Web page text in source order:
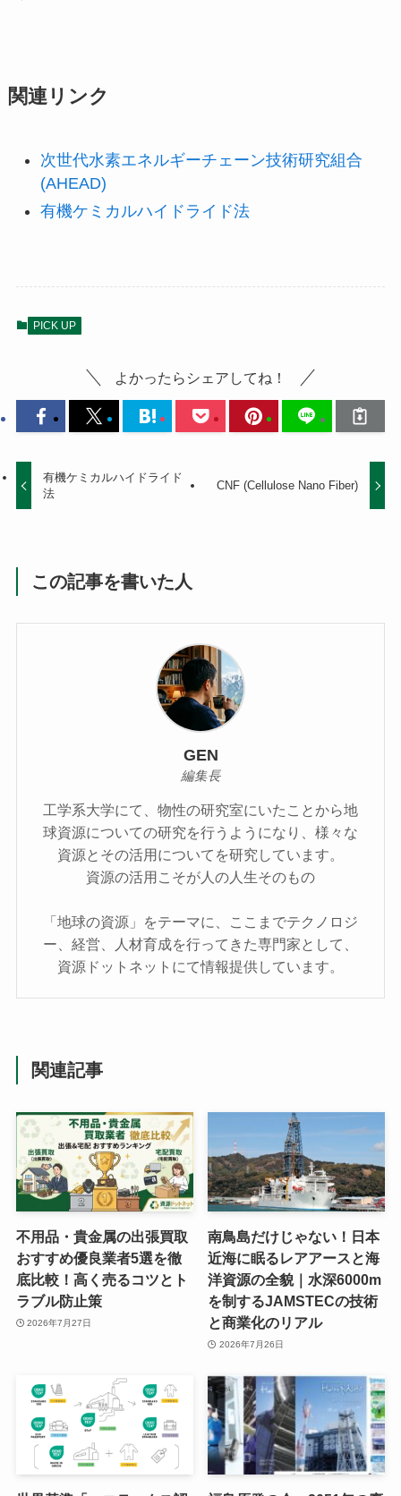
関連リンク
次世代水素エネルギーチェーン技術研究組合
(AHEAD)
有機ケミカルハイドライド法
PICK UP
よかったらシェアしてね！
有機ケミカルハイドライド
法
CNF (Cellulose Nano Fiber)
この記事を書いた人
GEN
編集長
工学系大学にて、物性の研究室にいたことから地
球資源についての研究を行うようになり、様々な
資源とその活用についてを研究しています。
資源の活用こそが人の人生そのもの
「地球の資源」をテーマに、ここまでテクノロジ
ー、経営、人材育成を行ってきた専門家として、
資源ドットネットにて情報提供しています。
関連記事
不用品・貴金属の出張買取
おすすめ優良業者5選を徹
底比較！高く売るコツとト
ラブル防止策
2026年7月27日
南鳥島だけじゃない！日本
近海に眠るレアアースと海
洋資源の全貌｜水深6000m
を制するJAMSTECの技術
と商業化のリアル
2026年7月26日